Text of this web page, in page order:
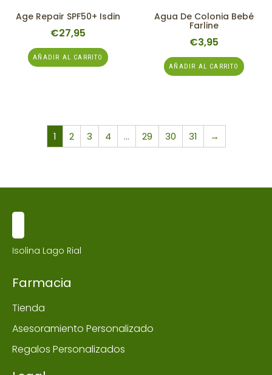
Age Repair SPF50+ Isdin
€27,95
AÑADIR AL CARRITO
Agua De Colonia Bebé
Farline
€3,95
AÑADIR AL CARRITO
1 2 3 4 … 29 30 31 →
Isolina Lago Rial
Farmacia
Tienda
Asesoramiento Personalizado
Regalos Personalizados